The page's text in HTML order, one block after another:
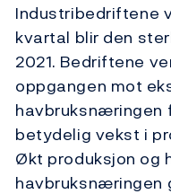
Industribedriftene
kvartal blir den
2021. Bedriftene
oppgangen mot
havbruksnæringen
betydelig vekst i
Økt produksjon og
havbruksnæringen